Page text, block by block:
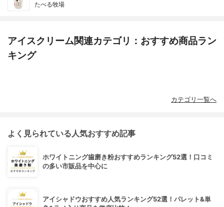
たべる牧場
アイスクリーム関連カテゴリ：おすすめ商品ラン
キング
カテゴリ一覧へ
よく見られている人気おすすめ記事
ホワイトニング歯磨き粉おすすめランキング52選！口コミ
の多い市販品を中心に
アイシャドウおすすめ人気ランキング52選！パレット&単